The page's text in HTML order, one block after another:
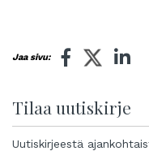
Jaa sivu:
Tilaa uutiskirje
Uutiskirjeestä